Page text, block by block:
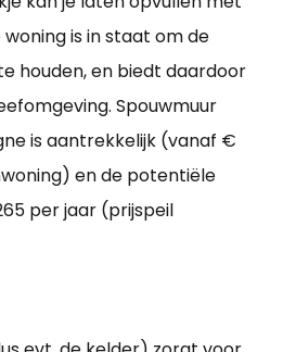
is in staat om de
houden, en biedt daardoor
Spouwmuur
is aantrekkelijk (vanaf €
en de potentiële
per jaar (prijspeil